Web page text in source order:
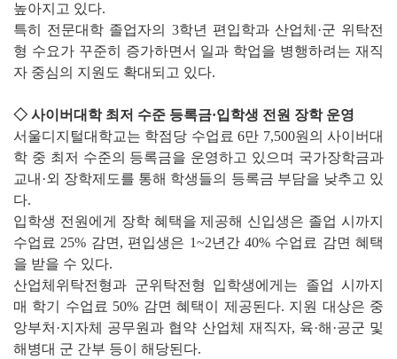
높아지고 있다.
특히 전문대학 졸업자의 3학년 편입학과 산업체·군 위탁전
형 수요가 꾸준히 증가하면서 일과 학업을 병행하려는 재직
자 중심의 지원도 확대되고 있다.
◇ 사이버대학 최저 수준 등록금·입학생 전원 장학 운영
서울디지털대학교는 학점당 수업료 6만 7,500원의 사이버대
학 중 최저 수준의 등록금을 운영하고 있으며 국가장학금과
교내·외 장학제도를 통해 학생들의 등록금 부담을 낮추고 있
다.
입학생 전원에게 장학 혜택을 제공해 신입생은 졸업 시까지
수업료 25% 감면, 편입생은 1~2년간 40% 수업료 감면 혜택
을 받을 수 있다.
산업체위탁전형과 군위탁전형 입학생에게는 졸업 시까지
매 학기 수업료 50% 감면 혜택이 제공된다. 지원 대상은 중
앙부처·지자체 공무원과 협약 산업체 재직자, 육·해·공군 및
해병대 군 간부 등이 해당된다.